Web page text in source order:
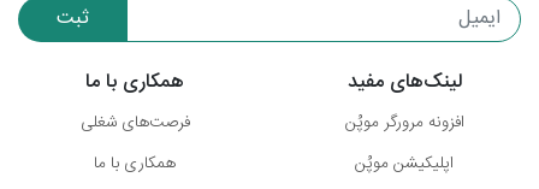
ثبت
لینک‌های مفید
افزونه مرورگر موپُن
اپلیکیشن موپُن
همکاری با ما
فرصت‌های شغلی
همکاری با ما